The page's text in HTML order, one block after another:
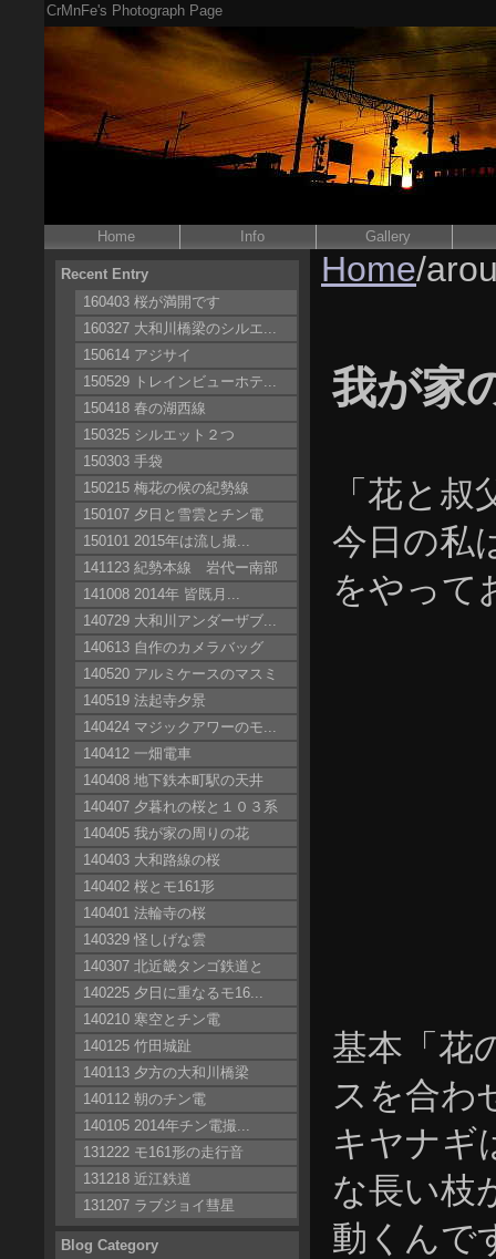
CrMnFe's Photograph Page
Home Info Gallery
Recent Entry
160403 桜が満開です
160327 大和川橋梁のシルエ...
150614 アジサイ
150529 トレインビューホテ...
150418 春の湖西線
150325 シルエット２つ
150303 手袋
150215 梅花の候の紀勢線
150107 夕日と雪雲とチン電
150101 2015年は流し撮...
141123 紀勢本線 岩代ー南部
141008 2014年 皆既月...
140729 大和川アンダーザブ...
140613 自作のカメラバッグ
140520 アルミケースのマスミ
140519 法起寺夕景
140424 マジックアワーのモ...
140412 一畑電車
140408 地下鉄本町駅の天井
140407 夕暮れの桜と１０３系
140405 我が家の周りの花
140403 大和路線の桜
140402 桜とモ161形
140401 法輪寺の桜
140329 怪しげな雲
140307 北近畿タンゴ鉄道と
140225 夕日に重なるモ16...
140210 寒空とチン電
140125 竹田城趾
140113 夕方の大和川橋梁
140112 朝のチン電
140105 2014年チン電撮...
131222 モ161形の走行音
131218 近江鉄道
131207 ラブジョイ彗星
Blog Category
Home/
我が家
「花と
今日の私
をやって
基本「花
スを合わ
キヤナギ
な長い枝
動くんで